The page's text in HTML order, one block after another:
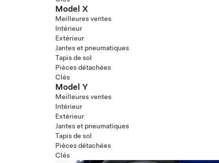
Model X
Meilleures ventes
Intérieur
Extérieur
Jantes et pneumatiques
Tapis de sol
Pièces détachées
Clés
Model Y
Meilleures ventes
Intérieur
Extérieur
Jantes et pneumatiques
Tapis de sol
Pièces détachées
Clés